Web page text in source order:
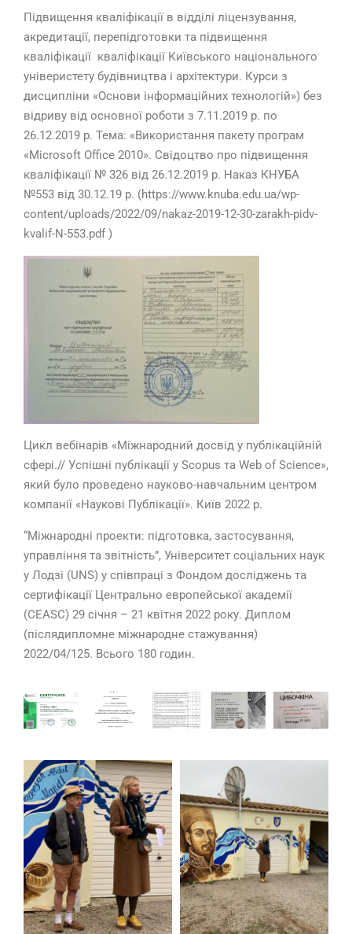
Підвищення кваліфікації в відділі ліцензування,
акредитації, перепідготовки та підвищення
кваліфікації кваліфікації Київського національного
універистету будівництва і архітектури. Курси з
дисципліни «Основи інформаційних технологій») без
відриву від основної роботи з 7.11.2019 р. по
26.12.2019 р. Тема: «Використання пакету програм
«Microsoft Office 2010». Свідоцтво про підвищення
кваліфікації № 326 від 26.12.2019 р. Наказ КНУБА
№553 від 30.12.19 р. (https://www.knuba.edu.ua/wp-
content/uploads/2022/09/nakaz-2019-12-30-zarakh-pidv-
kvalif-N-553.pdf )
Цикл вебінарів «Міжнародний досвід у публікаційній
сфері.// Успішні публікації у Scopus та Web of Science»,
який було проведено науково-навчальним центром
компанії «Наукові Публікації». Київ 2022 р.
“Міжнародні проекти: підготовка, застосування,
управління та звітність”, Університет соціальних наук
у Лодзі (UNS) у співпраці з Фондом досліджень та
сертифікації Центрально европейської академії
(CEASC) 29 січня – 21 квітня 2022 року. Диплом
(післядипломне міжнародне стажування)
2022/04/125. Всього 180 годин.